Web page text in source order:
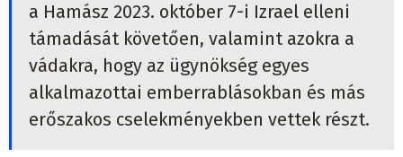
a Hamász 2023. október 7-i Izrael elleni
támadását követően, valamint azokra a
vádakra, hogy az ügynökség egyes
alkalmazottai emberrablásokban és más
erőszakos cselekményekben vettek részt.